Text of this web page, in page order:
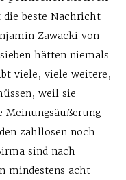
beste Nachricht
Zawacki von
hätten niemals
viele, viele weitere,
weil sie
zahllosen noch
sind nach
mindestens acht